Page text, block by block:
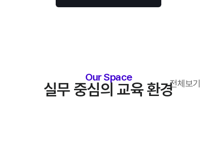
Our Space
실무 중심의 교육 환경전체보기